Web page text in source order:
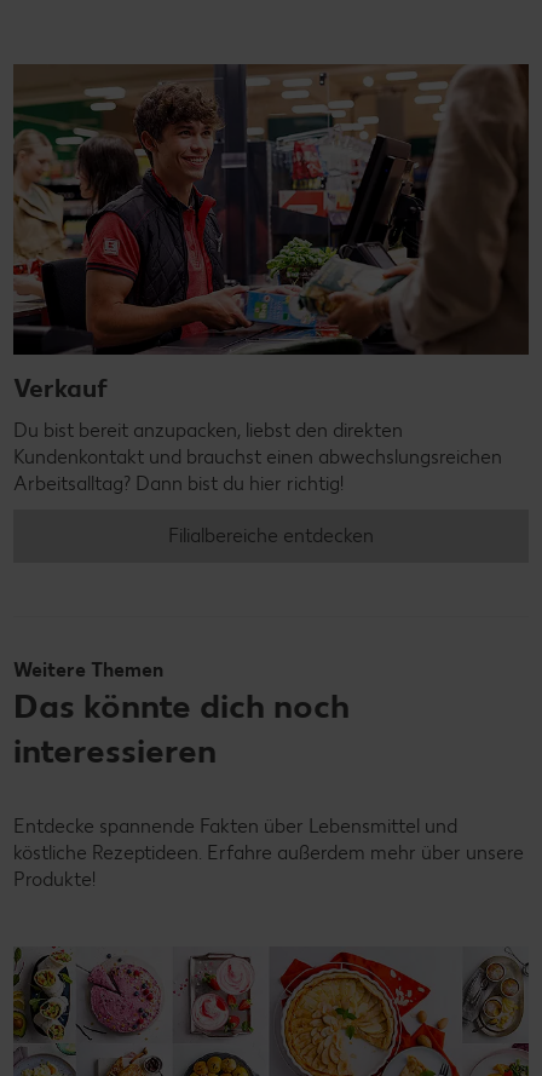
Verkauf
Du bist bereit anzupacken, liebst den direkten
Kundenkontakt und brauchst einen abwechslungsreichen
Arbeitsalltag? Dann bist du hier richtig!
Filialbereiche entdecken
Weitere Themen
Das könnte dich noch
interessieren
Entdecke spannende Fakten über Lebensmittel und
köstliche Rezeptideen. Erfahre außerdem mehr über unsere
Produkte!